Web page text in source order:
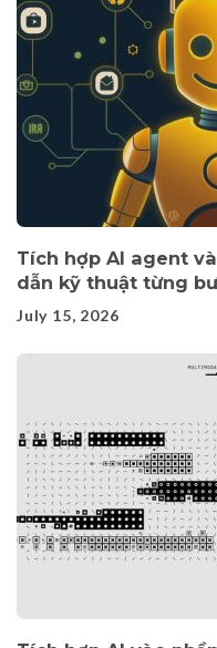
Tích hợp AI agent
dẫn kỹ thuật từng
July 15, 2026